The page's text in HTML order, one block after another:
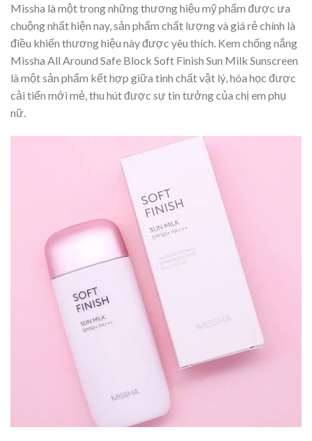
Missha là một trong những thương hiệu mỹ phẩm được ưa
chuộng nhất hiện nay, sản phẩm chất lượng và giá rẻ chính là
điều khiến thương hiệu này được yêu thích. Kem chống nắng
Missha All Around Safe Block Soft Finish Sun Milk Sunscreen
là một sản phẩm kết hợp giữa tinh chất vật lý, hóa học được
cải tiến mới mẻ, thu hút được sự tin tưởng của chị em phụ
nữ.